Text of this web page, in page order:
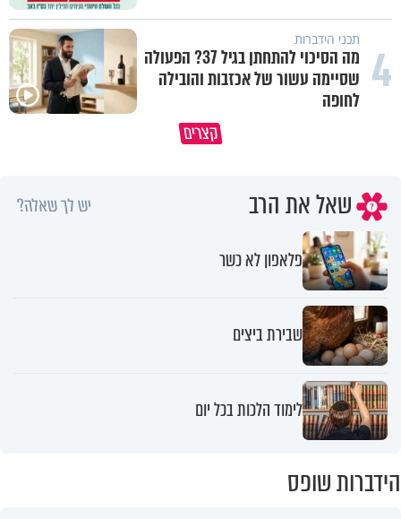
4 תכני הידברות
מה הסיכוי להתחתן בגיל 37? הפעולה
שסיימה עשור של אכזבות והובילה
לחופה
קצריםהקשר בין סרטן השלפוחית לעישון
שאל את הרב יש לך שאלה?
פלאפון לא כשר
שבירת ביצים
לימוד הלכות בכל יום
הידברות שופס